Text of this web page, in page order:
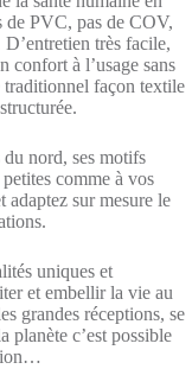
de PVC, pas de COV,
D’entretien très facile,
confort à l’usage sans
traditionnel façon textile
du nord, ses motifs
comme à vos
adaptez sur mesure le
uniques et
et embellir la vie au
grandes réceptions, se
planète c’est possible